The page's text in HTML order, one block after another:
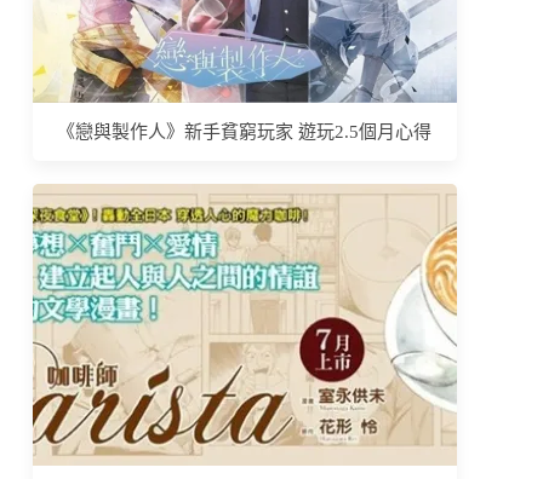
《戀與製作人》新手貧窮玩家 遊玩2.5個月心得